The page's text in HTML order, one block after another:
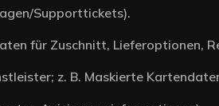
Supporttickets).
für Zuschnitt, Lieferoptionen,
z. B. Maskierte